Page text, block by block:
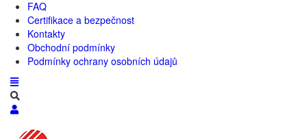
FAQ
Certifikace a bezpečnost
Kontakty
Obchodní podmínky
Podmínky ochrany osobních údajů